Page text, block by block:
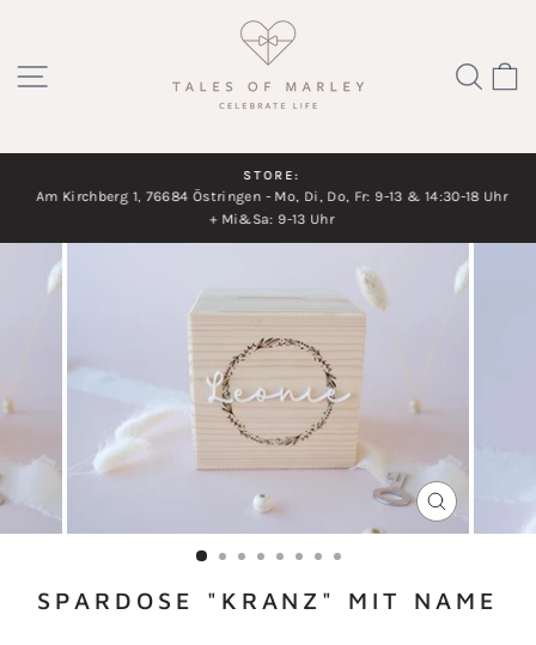
Inhalt
SEITENNAVIGATION
Diashow
STORE:
Am Kirchberg 1, 76684 Östringen - Mo, Di, Do, Fr: 9-13 & 14:30-18 Uhr
+ Mi&Sa: 9-13 Uhr
ESC)
SPARDOSE "KRANZ" MIT NAME